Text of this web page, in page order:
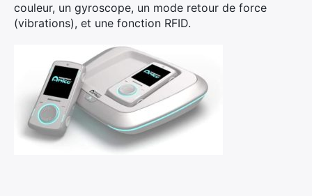
couleur, un gyroscope, un mode retour de force
(vibrations), et une fonction RFID.